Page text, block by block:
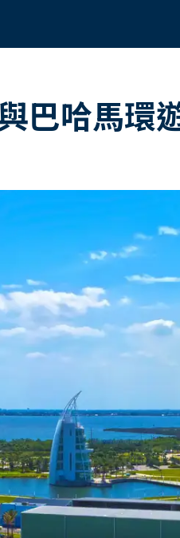
巴哈馬環